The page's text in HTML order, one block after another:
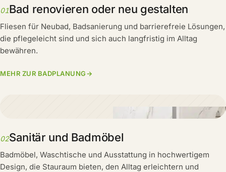
01Bad renovieren oder neu gestalten
Fliesen für Neubad, Badsanierung und barrierefreie Lösungen,
die pflegeleicht sind und sich auch langfristig im Alltag
bewähren.
MEHR ZUR BADPLANUNG→
02Sanitär und Badmöbel
Badmöbel, Waschtische und Ausstattung in hochwertigem
Design, die Stauraum bieten, den Alltag erleichtern und